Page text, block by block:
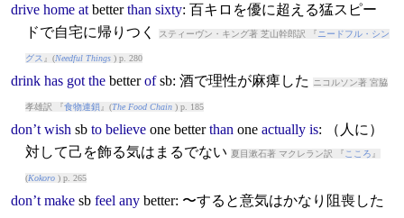
drive home at better than sixty: 百キロを優に超える猛スピー
ドで自宅に帰りつく
スティーヴン・キング著 芝山幹郎訳 『 ニードフル・シン
グス 』(Needful Things) p. 280
drink has got the better ofsb: 酒で理性が麻痺した ニコルソン著 宮脇
孝雄訳 『食物連鎖 』(The Food Chain) p. 185
don’t wish sb to believeone better than one actually is: （人に）
対して己を飾る気はまるでない 夏目漱石著 マクレラン訳 『 こころ 』
(Kokoro) p. 265
don’t makesb feel any better: 〜すると意気はかなり阻喪した